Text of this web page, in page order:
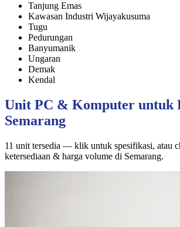
Tanjung Emas
Kawasan Industri Wijayakusuma
Tugu
Pedurungan
Banyumanik
Ungaran
Demak
Kendal
Unit PC & Komputer untuk
Semarang
11 unit tersedia — klik untuk spesifikasi, atau
ketersediaan & harga volume di Semarang.